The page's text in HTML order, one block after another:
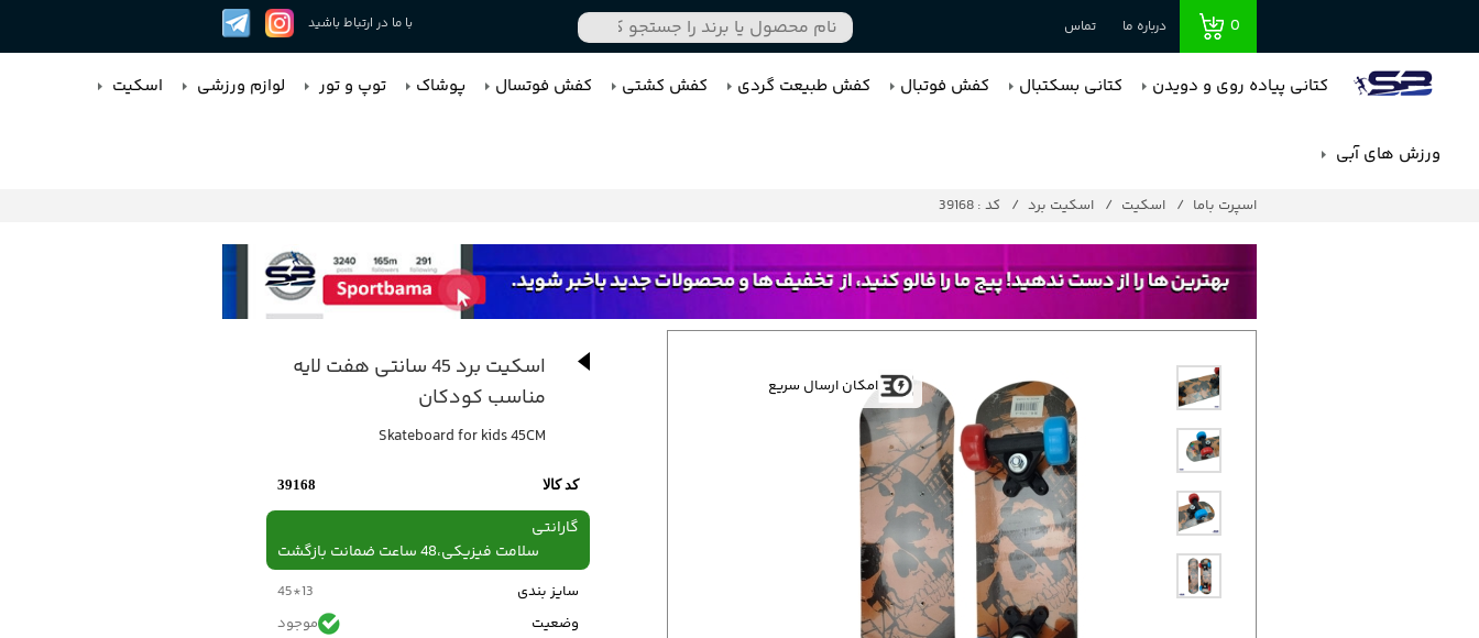
0 درباره ما تماس با ما در ارتباط باشید
کتانی پیاده روی و دویدن کتانی بسکتبال کفش فوتبال کفش طبیعت گردی کفش کشتی کفش فوتسال پوشاک توپ و تور لوازم ورزشی اسکیت
ورزش های آبی
اسپرت باما اسکیت اسکیت برد کد : 39168
امکان ارسال سریع
اسکیت برد 45 سانتی هفت لایه
مناسب کودکان
Skateboard for kids 45CM
کد کالا 39168
گارانتی
سلامت فیزیکی،48 ساعت ضمانت بازگشت
سایز بندی
13*45
وضعیت
موجود